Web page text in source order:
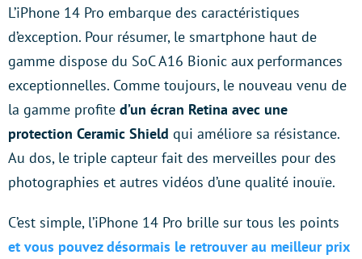
L’iPhone 14 Pro embarque des caractéristiques
d’exception. Pour résumer, le smartphone haut de
gamme dispose du SoC A16 Bionic aux performances
exceptionnelles. Comme toujours, le nouveau venu de
la gamme profite d’un écran Retina avec une
protection Ceramic Shield qui améliore sa résistance.
Au dos, le triple capteur fait des merveilles pour des
photographies et autres vidéos d’une qualité inouïe.
C’est simple, l’iPhone 14 Pro brille sur tous les points
et vous pouvez désormais le retrouver au meilleur prix